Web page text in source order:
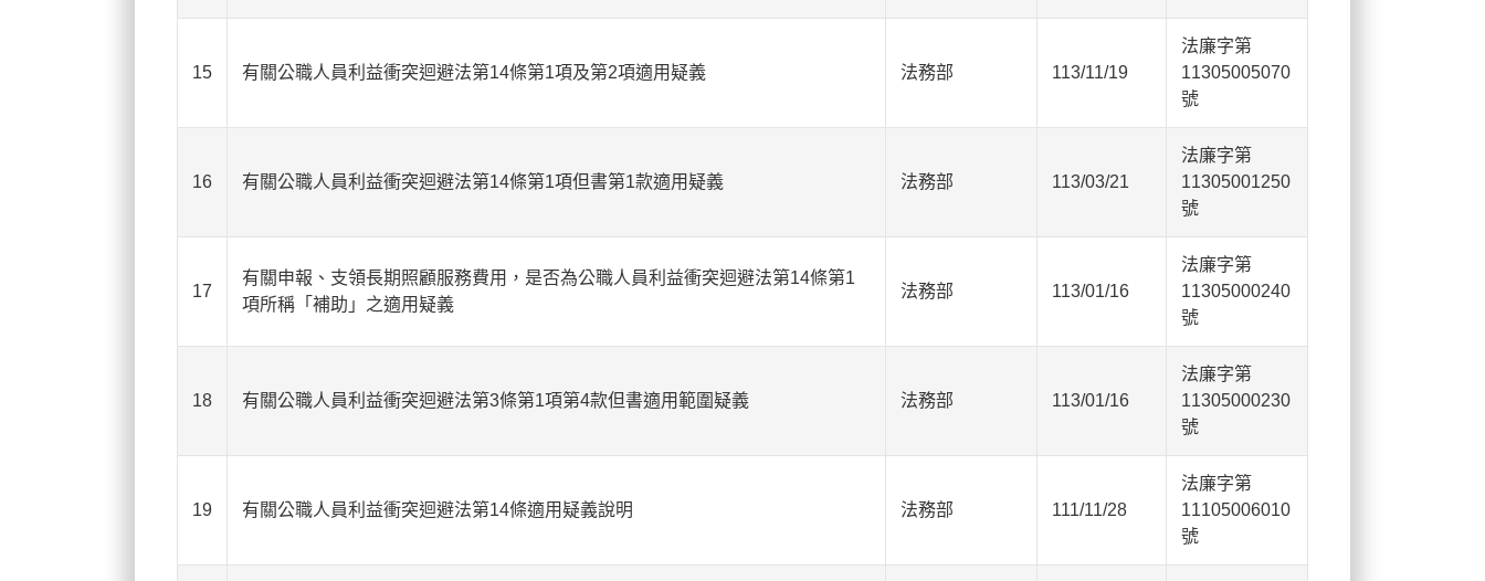
15 有關公職人員利益衝突迴避法第14條第1項及第2項適用疑義 法務部 113/11/19
法廉字第
11305005070
號
16 有關公職人員利益衝突迴避法第14條第1項但書第1款適用疑義 法務部 113/03/21
法廉字第
11305001250
號
17
有關申報、支領長期照顧服務費用，是否為公職人員利益衝突迴避法第14條第1
項所稱「補助」之適用疑義
法務部 113/01/16
法廉字第
11305000240
號
18 有關公職人員利益衝突迴避法第3條第1項第4款但書適用範圍疑義 法務部 113/01/16
法廉字第
11305000230
號
19 有關公職人員利益衝突迴避法第14條適用疑義說明 法務部 111/11/28
法廉字第
11105006010
號